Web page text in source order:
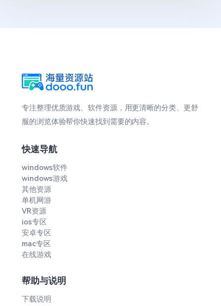
专注整理优质游戏、软件资源，用更清晰的分类、更舒
服的浏览体验帮你快速找到需要的内容。
快速导航
windows软件
windows游戏
其他资源
单机网游
VR资源
ios专区
安卓专区
mac专区
在线游戏
帮助与说明
下载说明